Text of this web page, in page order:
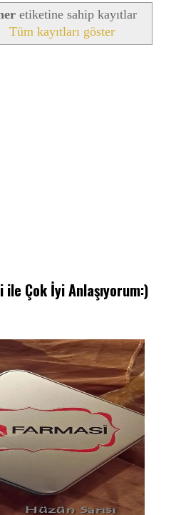
etiketine sahip kayıtlar
Tüm kayıtları göster
Çok İyi Anlaşıyorum:)